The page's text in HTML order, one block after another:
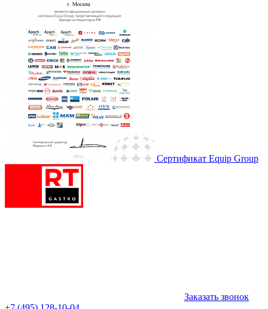
Сертификат Equip Group
Заказать звонок